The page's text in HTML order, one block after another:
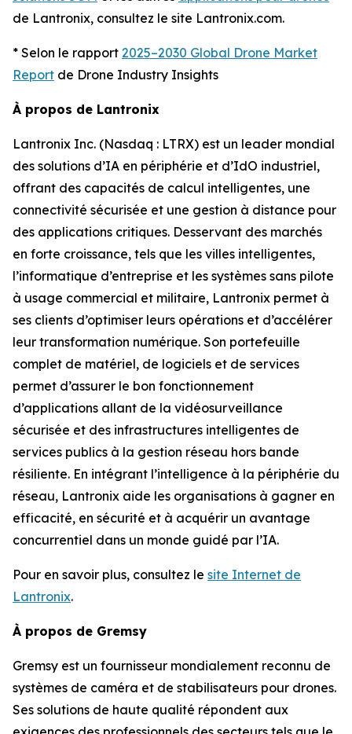
de Lantronix, consultez le site Lantronix.com.
* Selon le rapport 2025–2030 Global Drone Market
Report de Drone Industry Insights
À propos de Lantronix
Lantronix Inc. (Nasdaq : LTRX) est un leader mondial
des solutions d’IA en périphérie et d’IdO industriel,
offrant des capacités de calcul intelligentes, une
connectivité sécurisée et une gestion à distance pour
des applications critiques. Desservant des marchés
en forte croissance, tels que les villes intelligentes,
l’informatique d’entreprise et les systèmes sans pilote
à usage commercial et militaire, Lantronix permet à
ses clients d’optimiser leurs opérations et d’accélérer
leur transformation numérique. Son portefeuille
complet de matériel, de logiciels et de services
permet d’assurer le bon fonctionnement
d’applications allant de la vidéosurveillance
sécurisée et des infrastructures intelligentes de
services publics à la gestion réseau hors bande
résiliente. En intégrant l’intelligence à la périphérie du
réseau, Lantronix aide les organisations à gagner en
efficacité, en sécurité et à acquérir un avantage
concurrentiel dans un monde guidé par l’IA.
Pour en savoir plus, consultez le site Internet de
Lantronix.
À propos de Gremsy
Gremsy est un fournisseur mondialement reconnu de
systèmes de caméra et de stabilisateurs pour drones.
Ses solutions de haute qualité répondent aux